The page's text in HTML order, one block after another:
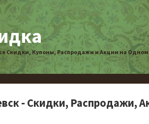
Скидки, Купоны, Распродажи и Акции на Одном
- Скидки, Распродажи,